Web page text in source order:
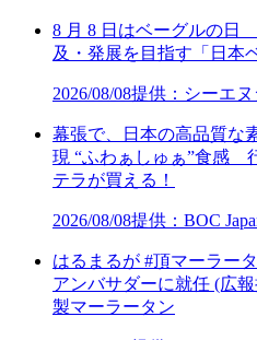
8 月 8 日はベーグルの日
及・発展を目指す「日本
2026/08/08提供：シーエヌ
幕張で、日本の高品質な
現 “ふわぁしゅぁ”食感
テラが買える！
2026/08/08提供：BOC
はるまるが #頂マーラー
アンバサダーに就任 (広報
製マーラータン